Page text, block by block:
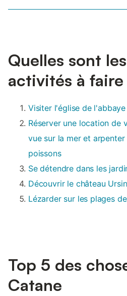
Quelles sont
activités à faire
Visiter l'église de
Réserver une location de
vue sur la mer et
poissons
Se détendre dans les
Découvrir le château
Lézarder sur les plages
Top 5 des
Catane